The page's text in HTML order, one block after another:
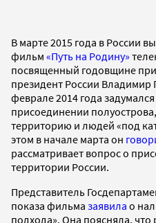
В марте 2015 года в России
фильм «Путь на Родину»
посвященный годовщине
президент России Владимир
феврале 2014 года
присоединении
территорию и людей «под
этом в начале марта он
рассматривает вопрос о
территории России.
Представитель
показа фильма заявила о
подхода». Она поясняла, что